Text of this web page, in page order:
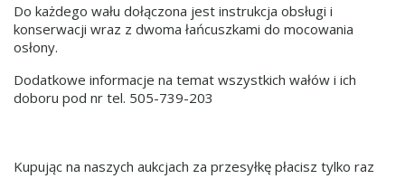
Do każdego wału dołączona jest instrukcja obsługi i
konserwacji wraz z dwoma łańcuszkami do mocowania
osłony.
Dodatkowe informacje na temat wszystkich wałów i ich
doboru pod nr tel. 505-739-203
Kupując na naszych aukcjach za przesyłkę płacisz tylko raz